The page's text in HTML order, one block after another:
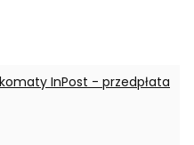
InPost - przedpłata